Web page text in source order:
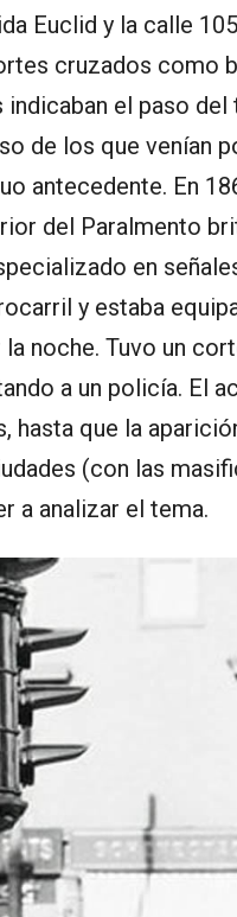
Euclid y la calle
cruzados como
el paso
de los que venían
antecedente. En
del Paralmento
en
y estaba
noche. Tuvo un
a un policía. El
que la
(con las
a analizar el tema.